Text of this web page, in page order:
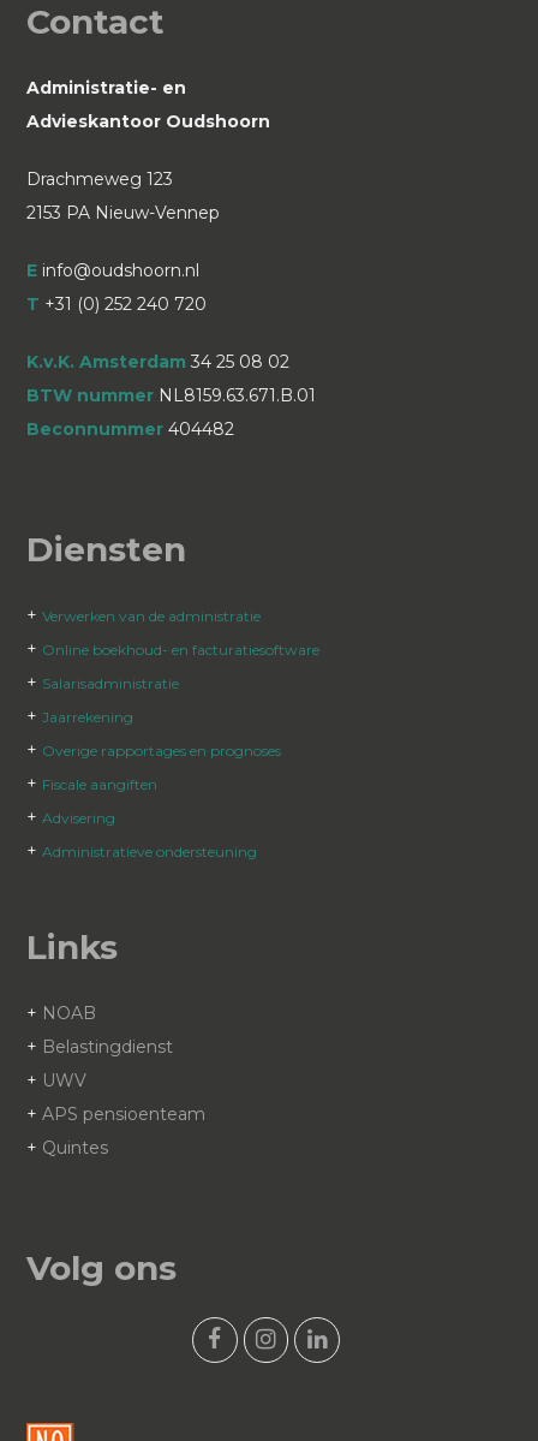
Contact
Administratie- en
Advieskantoor Oudshoorn
Drachmeweg 123
2153 PA Nieuw-Vennep
E info@oudshoorn.nl
T +31 (0) 252 240 720
K.v.K. Amsterdam 34 25 08 02
BTW nummer NL8159.63.671.B.01
Beconnummer 404482
Diensten
+Verwerken van de administratie
+ Online boekhoud- en facturatiesoftware
+ Salarisadministratie
+Jaarrekening
+ Overige rapportages en prognoses
+ Fiscale aangiften
+Advisering
+Administratieve ondersteuning
Links
+ NOAB
+ Belastingdienst
+ UWV
+APS pensioenteam
+ Quintes
Volg ons
F
L